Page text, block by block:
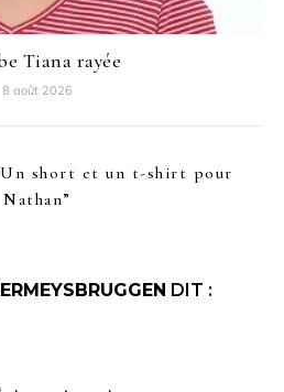
Tiana rayée
8 août 2026
Un short et un t-shirt pour
Nathan”
DIT :